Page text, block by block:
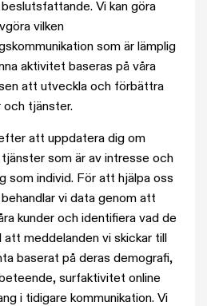
Vi kan göra
vilken
som är lämplig
aktivitet baseras på våra
att utveckla och förbättra
och tjänster.
att uppdatera dig om
som är av intresse och
som individ. För att hjälpa oss
vi data genom att
kunder och identifiera vad de
meddelanden vi skickar till
baserat på deras demografi,
surfaktivitet online
i tidigare kommunikation. Vi